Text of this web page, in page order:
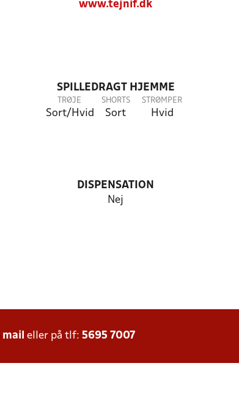
www.tejnif.dk
SPILLEDRAGT HJEMME
TRØJE
Sort/Hvid
SHORTS
Sort
STRØMPER
Hvid
DISPENSATION
Nej
mail eller på tlf: 5695 7007